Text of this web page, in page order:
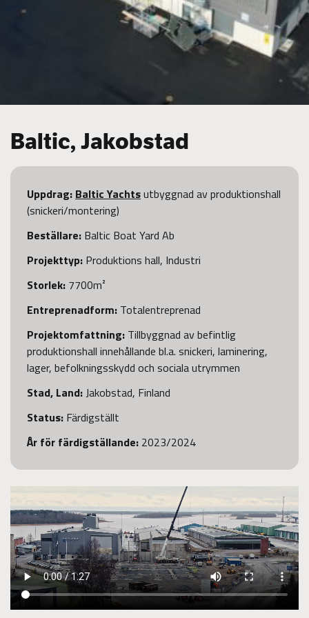
Baltic, Jakobstad
Uppdrag: Baltic Yachtsutbyggnad av produktionshall
(snickeri/montering)
Beställare: Baltic Boat Yard Ab
Projekttyp: Produktions hall, Industri
Storlek: 7700m²
Entreprenadform: Totalentreprenad
Projektomfattning: Tillbyggnad av befintlig
produktionshall innehållande bl.a. snickeri, laminering,
lager, befolkningsskydd och sociala utrymmen
Stad, Land: Jakobstad, Finland
Status: Färdigställt
År för färdigställande: 2023/2024